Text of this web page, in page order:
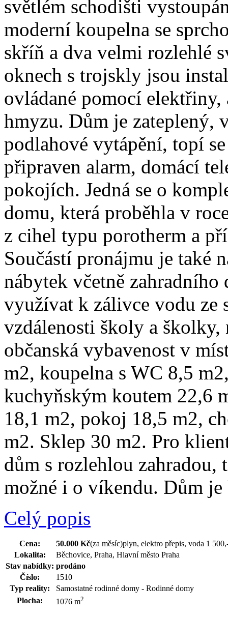
světlém schodišti
moderní koupelna se
skříň a dva velmi rozlehlé
oknech s trojskly jsou
ovládané pomocí
hmyzu. Dům je zateplený,
podlahové vytápění, topí
připraven alarm, domácí
pokojích. Jedná se o
domu, která proběhla v
z cihel typu porotherm a
Součástí pronájmu je také
nábytek včetně zahradního
využívat k zálivce vodu ze
vzdálenosti školy a školky,
občanská vybavenost v
m2, koupelna s WC 8,5
kuchyňským koutem 22,6
18,1 m2, pokoj 18,5 m2,
m2. Sklep 30 m2. Pro
dům s rozlehlou
možné i o víkendu. Dům
Celý popis
Cena: 50.000 Kč(za měsíc)plyn, elektro přepis, voda 1
Lokalita:
Běchovice, Praha, Hlavní město Praha
Stav nabídky: prodáno
Číslo:
1510
Typ reality:
Samostatné rodinné domy - Rodinné domy
Plocha:
1076 m2